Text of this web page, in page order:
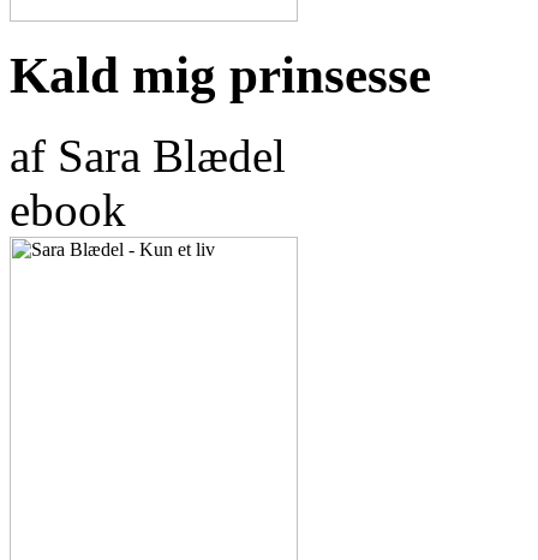
Kald mig prinsesse
af Sara Blædel
ebook